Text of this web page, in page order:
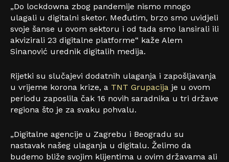
„Do lockdowna zbog pandemije nismo mnogo
ulagali u digitalni sketor. Međutim, brzo smo uvidjeli
svoje šanse u ovom sektoru i od tada smo lansirali ili
akvizirali 23 digitalne platforme“ kaže Alem
Sinanović urednik digitalih medija.
Rijetki su slučajevi dodatnih ulaganja i zapošljavanja
u vrijeme korona krize, a TNT Grupacija je u ovom
periodu zaposlila čak 16 novih saradnika u tri države
regiona što je za svaku pohvalu.
„Digitalne agencije u Zagrebu i Beogradu su
nastavak našeg ulaganja u digitalu. Želimo da
budemo bliže svojim klijentima u ovim državama ali